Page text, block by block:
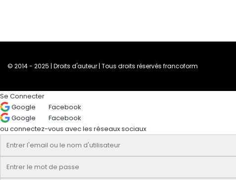
© 2014 - 2025 | Droits d'auteur | Tous droits réservés francoform
Se Connecter
Google
Facebook
Google
Facebook
ou connectez-vous avec les réseaux sociaux